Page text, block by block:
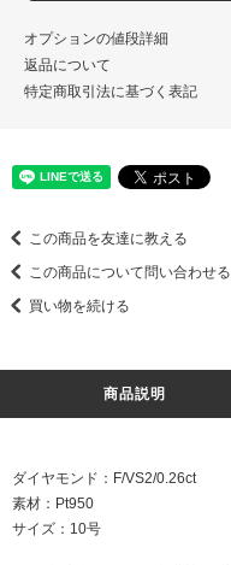
オプションの値段詳細
返品について
特定商取引法に基づく表記
この商品を友達に教える
この商品について問い合わせる
買い物を続ける
商品説明
ダイヤモンド：F/VS2/0.26ct
素材：Pt950
サイズ：10号